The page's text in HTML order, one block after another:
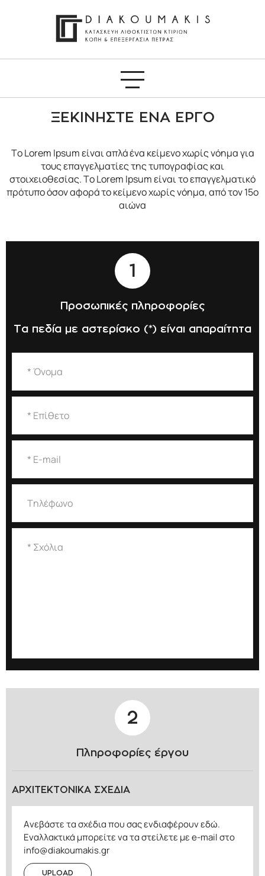
ΞΕΚΙΝΗΣΤΕ ΕΝΑ ΕΡΓΟ
Το Lorem Ipsum είναι απλά ένα κείμενο χωρίς νόημα για
τους επαγγελματίες της τυπογραφίας και
στοιχειοθεσίας. Το Lorem Ipsum είναι το επαγγελματικό
πρότυπο όσον αφορά το κείμενο χωρίς νόημα, από τον 15ο
αιώνα
1
Προσωπικές πληροφορίες
Τα πεδία με αστερίσκο (*) είναι απαραίτητα
2
Πληροφορίες έργου
ΑΡΧΙΤΕΚΤΟΝΙΚΑ ΣΧΕΔΙΑ
Ανεβάστε τα σχέδια που σας ενδιαφέρουν εδώ.
Εναλλακτικά μπορείτε να τα στείλετε με e-mail στο
info@diakoumakis.gr
UPLOAD